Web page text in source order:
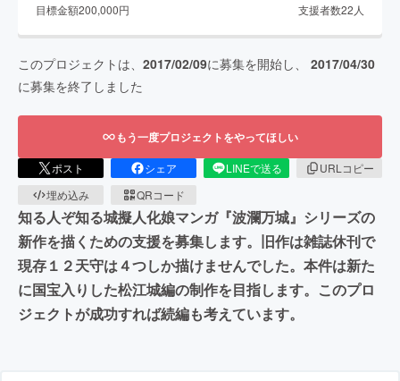
目標金額200,000円 支援者数22 人
このプロジェクトは、 2017/02/09に募集を開始し、 2017/04/30
に募集を終了しました
もう一度プロジェクトをやってほしい
ポスト シェア LINEで送る
URLコピー
埋め込み
QRコード
知る人ぞ知る城擬人化娘マンガ『波瀾万城』シリーズの
新作を描くための支援を募集します。旧作は雑誌休刊で
現存１２天守は４つしか描けませんでした。本件は新た
に国宝入りした松江城編の制作を目指します。このプロ
ジェクトが成功すれば続編も考えています。